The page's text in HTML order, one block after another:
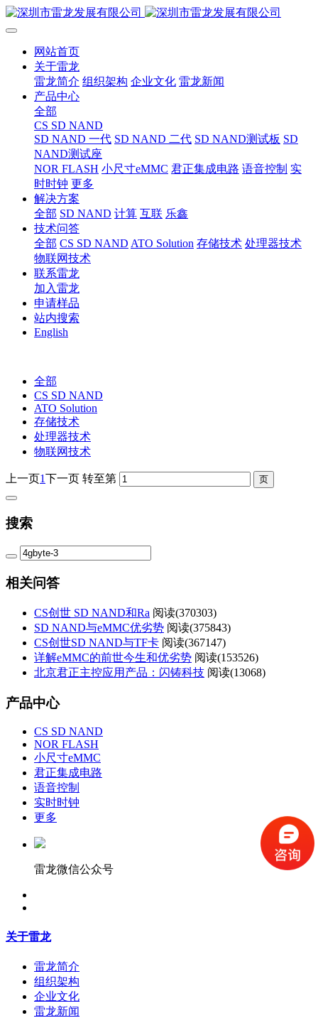
网站首页
关于雷龙
雷龙简介 组织架构 企业文化 雷龙新闻
产品中心
全部
CS SD NAND
SD NAND 一代 SD NAND 二代 SD NAND测试板 SD
NAND测试座
NOR FLASH 小尺寸eMMC 君正集成电路 语音控制 实
时时钟 更多
解决方案
全部 SD NAND 计算 互联 乐鑫
技术问答
全部 CS SD NAND ATO Solution 存储技术 处理器技术
物联网技术
联系雷龙
加入雷龙
申请样品
站内搜索
English
全部
CS SD NAND
ATO Solution
存储技术
处理器技术
物联网技术
上一页1下一页 转至第
搜索
相关问答
CS创世 SD NAND和Ra 阅读(370303)
SD NAND与eMMC优劣势 阅读(375843)
CS创世SD NAND与TF卡 阅读(367147)
详解eMMC的前世今生和优劣势 阅读(153526)
北京君正主控应用产品：闪铸科技 阅读(13068)
产品中心
CS SD NAND
NOR FLASH
小尺寸eMMC
君正集成电路
语音控制
实时时钟
更多
雷龙微信公众号
关于雷龙
雷龙简介
组织架构
企业文化
雷龙新闻